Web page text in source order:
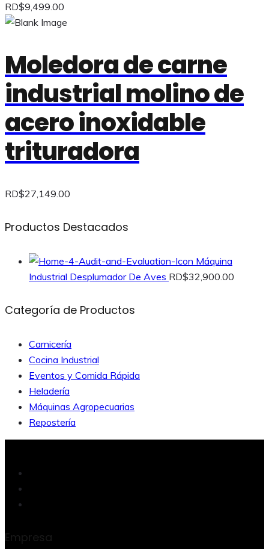
RD$9,499.00
Moledora de carne
industrial molino de
acero inoxidable
trituradora
RD$27,149.00
Productos Destacados
Máquina
Industrial Desplumador De Aves RD$32,900.00
Categoría de Productos
Carnicería
Cocina Industrial
Eventos y Comida Rápida
Heladería
Máquinas Agropecuarias
Repostería
Empresa